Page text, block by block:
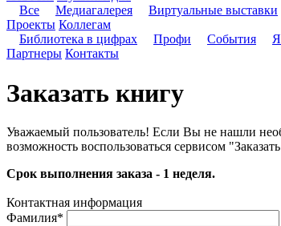
Все
Медиагалерея Виртуальные выставки
Проекты Коллегам
Библиотека в цифрах
Профи События
Партнеры Контакты
Заказать книгу
Уважаемый пользователь! Если Вы не нашли
возможность воспользоваться сервисом
Срок выполнения заказа - 1 неделя.
Контактная информация
Фамилия*